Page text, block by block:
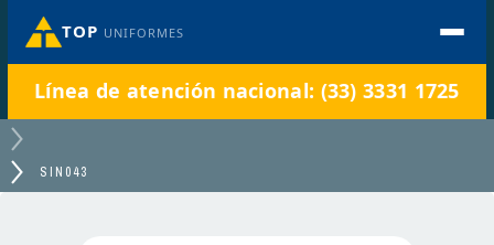
TOP UNIFORMES
Línea de atención nacional: (33) 3331 1725
SIN043